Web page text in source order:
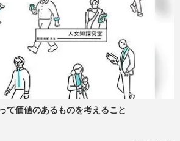
て価値のあるものを考えること